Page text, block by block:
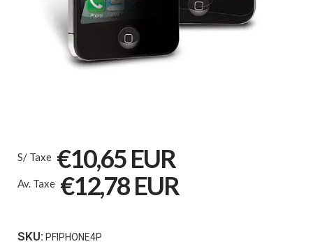
S/ Taxe €10,65 EUR
Av. Taxe €12,78 EUR
SKU: PFIPHONE4P